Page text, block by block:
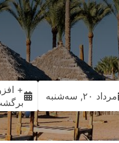
مرداد ۲۰, سه‌شنبه
+